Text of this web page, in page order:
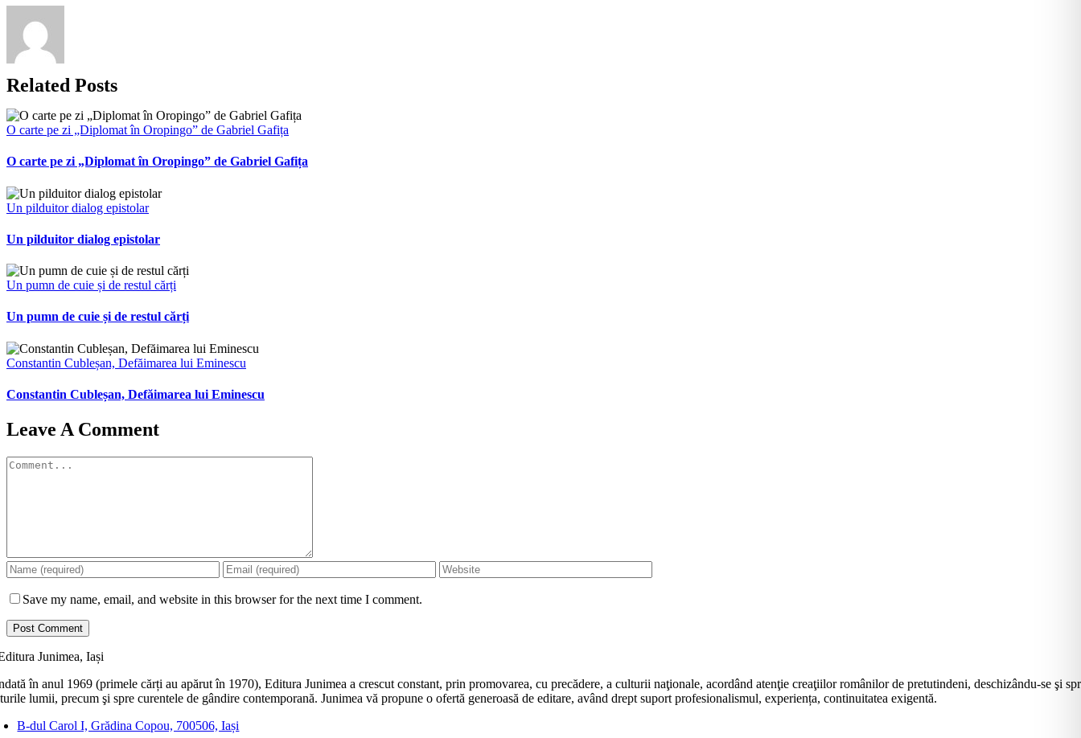
Related Posts
O carte pe zi „Diplomat în Oropingo” de Gabriel Gafița
O carte pe zi „Diplomat în Oropingo” de Gabriel Gafița
Un pilduitor dialog epistolar
Un pilduitor dialog epistolar
Un pumn de cuie și de restul cărți
Un pumn de cuie și de restul cărți
Constantin Cubleșan, Defăimarea lui Eminescu
Constantin Cubleșan, Defăimarea lui Eminescu
Leave A Comment
Comment
Save my name, email, and website in this browser for the next time I comment.
în anul 1969 (primele cărți au apărut în 1970), Editura Junimea a crescut constant, prin promovarea, cu precădere, a culturii naţionale, acordând atenţie creaţiilor românilor de pretutindeni, deschizându-se şi
lumii, precum şi spre curentele de gândire contemporană. Junimea vă propune o ofertă generoasă de editare, având drept suport profesionalismul, experiența, continuitatea exigentă.
B-dul Carol I, Grădina Copou, 700506, Iași